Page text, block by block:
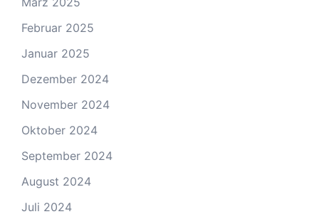
Februar 2025
Januar 2025
Dezember 2024
November 2024
Oktober 2024
September 2024
August 2024
Juli 2024